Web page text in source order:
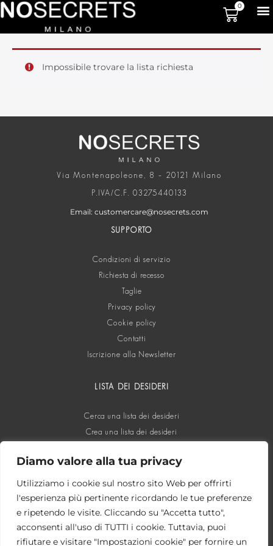
Diamo valore alla tua privacy
Utilizziamo i cookie sul nostro sito Web per offrirti
l'esperienza più pertinente ricordando le tue preferenze
e ripetendo le visite. Cliccando su "Accetta tutto",
acconsenti all'uso di TUTTI i cookie. Tuttavia, puoi
rifiutare e visitare "Impostazioni cookie" per fornire un
0
Impossibile trovare la lista richiesta
Via Montenapoleone, 8 – 20121 Milano
P.IVA/C.F. 03275440133
Email: customercare@nosecrets.com
SUPPORTO
Condizioni di servizio
Richiesta di recesso
Taglie
Privacy policy
Cookie policy
Contatti
Iscrizione alla Newsletter
LISTA DEI DESIDERI
Cerca una lista dei desideri
Crea una lista dei desideri
SOCIAL